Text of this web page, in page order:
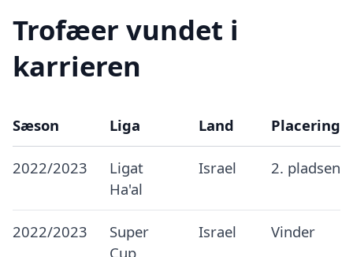
Trofæer vundet i
karrieren
Sæson Liga Land Placering
2022/2023
Ligat
Ha'al
Israel 2. pladsen
2022/2023
Super
Cup
Israel Vinder